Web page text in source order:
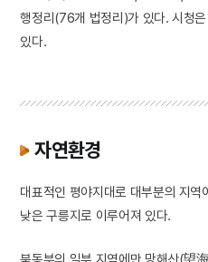
행정리(76개 법정리)가 있다. 시청
있다.
자연환경
대표적인 평야지대로 대부분의 지
낮은 구릉지로 이루어져 있다.